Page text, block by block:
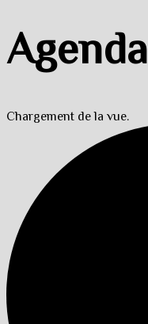
Agenda
Chargement de la vue.